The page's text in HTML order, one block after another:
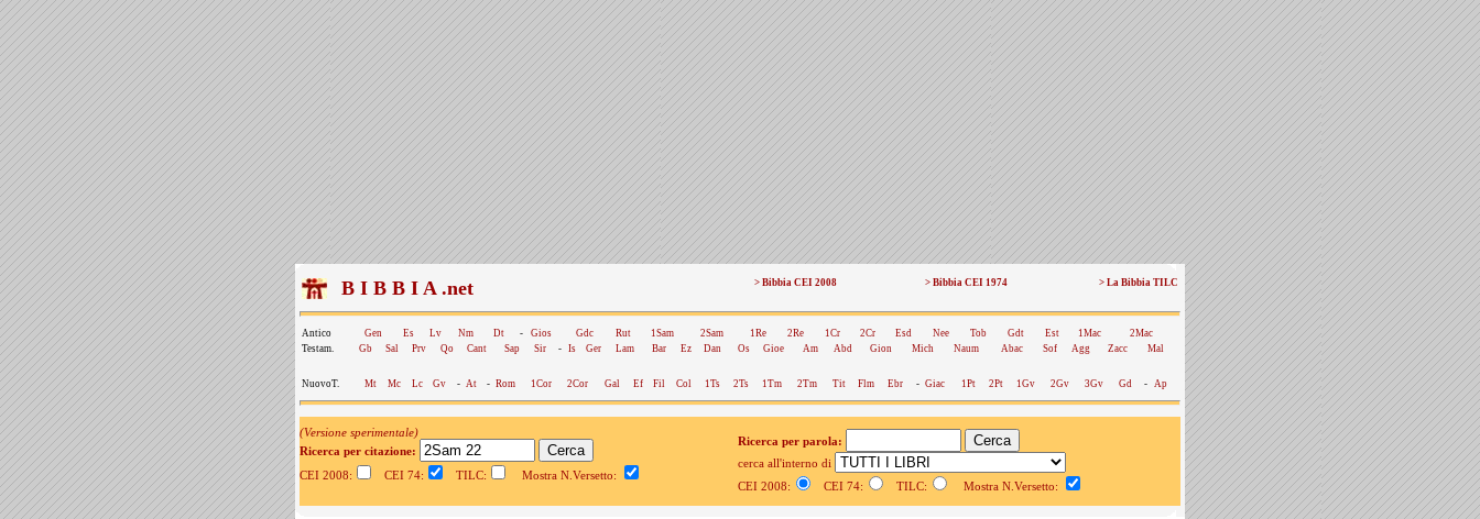
B I B B I A .net > Bibbia CEI 2008 > Bibbia CEI 1974 > La Bibbia TILC
Antico Gen Es Lv Nm Dt - Gios Gdc Rut 1Sam 2Sam 1Re 2Re 1Cr 2Cr Esd Nee Tob Gdt Est 1Mac
2Mac
Testam.
Gb Sal Prv Qo Cant Sap Sir - Is Ger Lam Bar Ez Dan Os Gioe Am Abd Gion Mich Naum Abac Sof Agg Zacc Mal
NuovoT. Mt Mc Lc Gv - At - Rom 1Cor 2Cor Gal Ef Fil Col 1Ts 2Ts 1Tm 2Tm Tit Flm Ebr - Giac 1Pt 2Pt 1Gv 2Gv 3Gv Gd - Ap
(Versione sperimentale)
Ricerca per citazione:
CEI 2008:
CEI 74: TILC: Mostra N.Versetto:
Ricerca per parola:
cerca all'interno di
CEI 2008:
CEI 74: TILC: Mostra N.Versetto: